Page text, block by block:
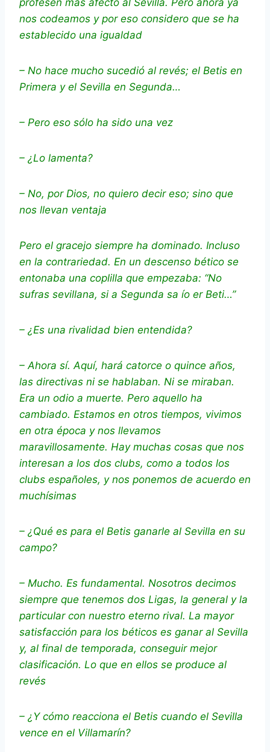
profesen más afecto al Sevilla. Pero ahora ya
nos codeamos y por eso considero que se ha
establecido una igualdad
– No hace mucho sucedió al revés; el Betis en
Primera y el Sevilla en Segunda…
– Pero eso sólo ha sido una vez
– ¿Lo lamenta?
– No, por Dios, no quiero decir eso; sino que
nos llevan ventaja
Pero el gracejo siempre ha dominado. Incluso
en la contrariedad. En un descenso bético se
entonaba una coplilla que empezaba: “No
sufras sevillana, si a Segunda sa ío er Beti…”
– ¿Es una rivalidad bien entendida?
– Ahora sí. Aquí, hará catorce o quince años,
las directivas ni se hablaban. Ni se miraban.
Era un odio a muerte. Pero aquello ha
cambiado. Estamos en otros tiempos, vivimos
en otra época y nos llevamos
maravillosamente. Hay muchas cosas que nos
interesan a los dos clubs, como a todos los
clubs españoles, y nos ponemos de acuerdo en
muchísimas
– ¿Qué es para el Betis ganarle al Sevilla en su
campo?
– Mucho. Es fundamental. Nosotros decimos
siempre que tenemos dos Ligas, la general y la
particular con nuestro eterno rival. La mayor
satisfacción para los béticos es ganar al Sevilla
y, al final de temporada, conseguir mejor
clasificación. Lo que en ellos se produce al
revés
– ¿Y cómo reacciona el Betis cuando el Sevilla
vence en el Villamarín?